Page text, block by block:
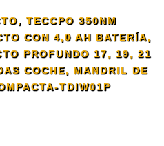
TECCPO 350NM
CON 4,0 AH BATERÍA,
PROFUNDO 17, 19, 21
COCHE, MANDRIL DE
TDIW01P